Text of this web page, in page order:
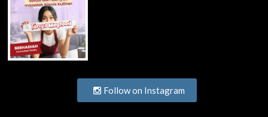
Follow on Instagram